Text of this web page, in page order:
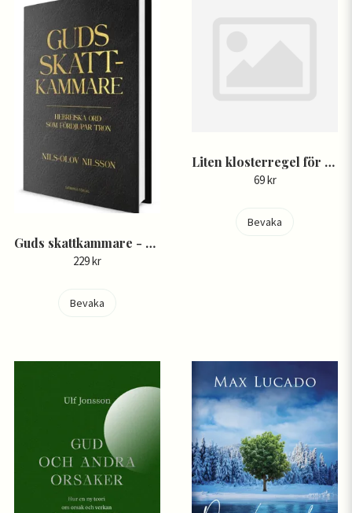
Guds skattkammare - Nils-Olov Nilsson
229 kr
Bevaka
Liten klosterregel för pilgrimer - Annika Spalde
69 kr
Bevaka